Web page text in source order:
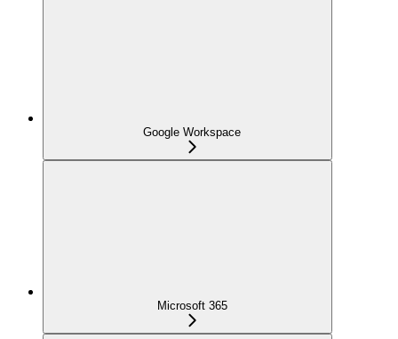
Google Workspace
Microsoft 365